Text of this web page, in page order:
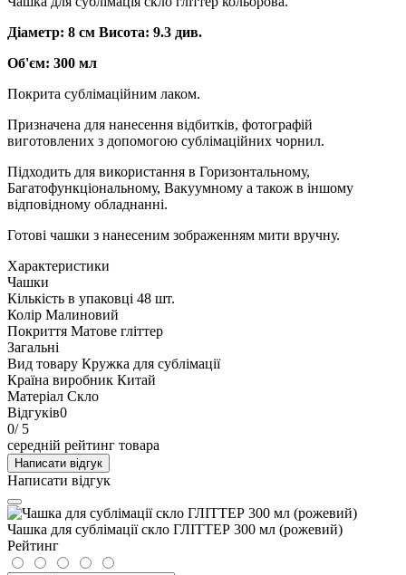
Діаметр: 8 см Висота: 9.3 див.
Об'єм: 300 мл
Покрита сублімаційним лаком.
Призначена для нанесення відбитків, фотографій
виготовлених з допомогою сублімаційних чорнил.
Підходить для використання в Горизонтальному,
Багатофункціональному, Вакуумному а також в іншому
відповідному обладнанні.
Готові чашки з нанесеним зображенням мити вручну.
Характеристики
Чашки
Кількість в упаковці 48 шт.
Колір Малиновий
Покриття Матове гліттер
Загальні
Вид товару Кружка для сублімації
Країна виробник Китай
Матеріал Скло
Відгуків0
0/ 5
середній рейтинг товара
Написати відгук
Написати відгук
Чашка для сублімації скло ГЛІТТЕР 300 мл (рожевий)
Рейтинг